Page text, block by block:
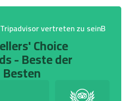
vertreten zu seinB
Choice
- Beste der
Besten